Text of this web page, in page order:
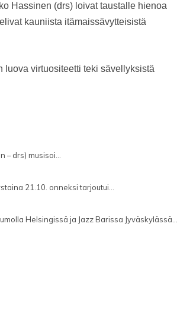
Hassinen (drs) loivat taustalle hienoa
kauniista itämaissävytteisistä
virtuositeetti teki sävellyksistä
drs) musisoi...
21.10. onneksi tarjoutui...
Helsingissä ja Jazz Barissa Jyväskylässä....